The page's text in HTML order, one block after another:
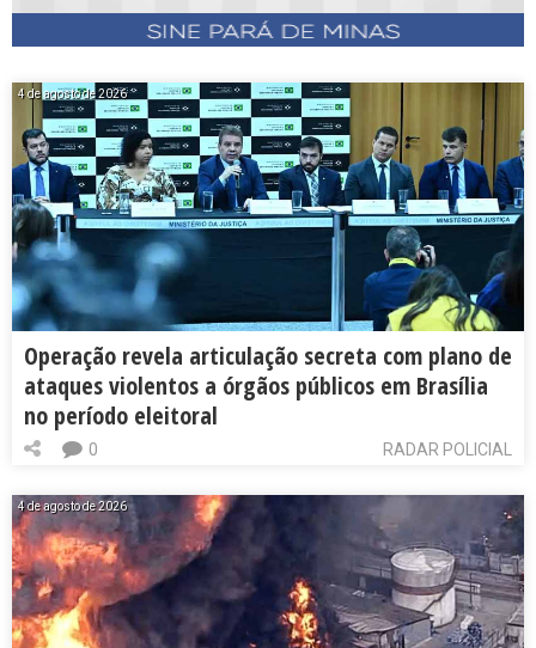
4 de agosto de 2026
Operação revela articulação secreta com plano de
ataques violentos a órgãos públicos em Brasília
no período eleitoral
RADAR POLICIAL
0
4 de agosto de 2026